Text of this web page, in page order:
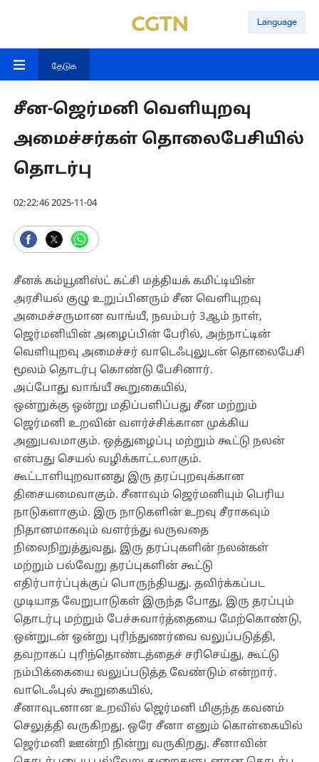
Language
தேடுக
சீன-ஜெர்மனி வெளியுறவு
அமைச்சர்கள் தொலைபேசியில்
தொடர்பு
02:22:46 2025-11-04
சீனக் கம்யூனிஸ்ட் கட்சி மத்தியக் கமிட்டியின்
அரசியல் குழு உறுப்பினரும் சீன வெளியுறவு
அமைச்சருமான வாங்யீ, நவம்பர் 3ஆம் நாள்,
ஜெர்மனியின் அழைப்பின் பேரில், அந்நாட்டின்
வெளியுறவு அமைச்சர் வாடெஃபுலுடன் தொலைபேசி
மூலம் தொடர்பு கொண்டு பேசினார்.
அப்போது வாங்யீ கூறுகையில்,
ஒன்றுக்கு ஒன்று மதிப்பளிப்பது சீன மற்றும்
ஜெர்மனி உறவின் வளர்ச்சிக்கான முக்கிய
அனுபவமாகும். ஒத்துழைப்பு மற்றும் கூட்டு நலன்
என்பது செயல் வழிக்காட்டலாகும்.
கூட்டாளியுறவானது இரு தரப்புறவுக்கான
திசையமைவாகும். சீனாவும் ஜெர்மனியும் பெரிய
நாடுகளாகும். இரு நாடுகளின் உறவு சீராகவும்
நிதானமாகவும் வளர்ந்து வருவதை
நிலைநிறுத்துவது, இரு தரப்புகளின் நலன்கள்
மற்றும் பல்வேறு தரப்புகளின் கூட்டு
எதிர்பார்ப்புக்குப் பொருந்தியது. தவிர்க்கப்பட
முடியாத வேறுபாடுகள் இருந்த போது, இரு தரப்பும்
தொடர்பு மற்றும் பேச்சுவார்த்தையை மேற்கொண்டு,
ஒன்றுடன் ஒன்று புரிந்துணர்வை வலுப்படுத்தி,
தவறாகப் புரிந்தொண்டத்தைச் சரிசெய்து, கூட்டு
நம்பிக்கையை வலுப்படுத்த வேண்டும் என்றார்.
வாடெஃபுல் கூறுகையில்,
சீனாவுடனான உறவில் ஜெர்மனி மிகுந்த கவனம்
செலுத்தி வருகிறது. ஒரே சீனா எனும் கொள்கையில்
ஜெர்மனி ஊன்றி நின்று வருகிறது. சீனாவின்